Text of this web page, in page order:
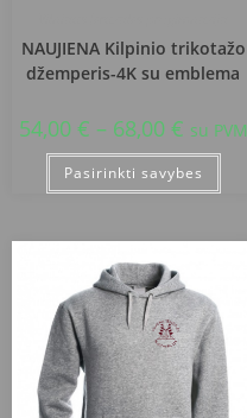
NAUJIENA Kilpinio trikotažo
džemperis-4K su emblema
54,00 € – 68,00 € su PVM
Pasirinkti savybes